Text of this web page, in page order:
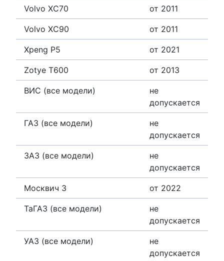
Volvo XC70 от 2011
Volvo XC90 от 2011
Xpeng P5 от 2021
Zotye T600 от 2013
ВИС (все модели)
не
допускается
ГАЗ (все модели)
не
допускается
ЗАЗ (все модели)
не
допускается
Москвич 3 от 2022
ТаГАЗ (все модели)
не
допускается
УАЗ (все модели)
не
допускается